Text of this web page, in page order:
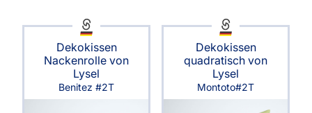
Dekokissen
Nackenrolle von
Lysel
Benitez #2T
Dekokissen
quadratisch von
Lysel
Montoto#2T